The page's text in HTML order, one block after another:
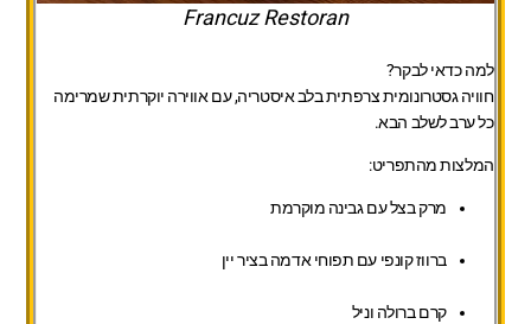
Francuz Restoran
למה כדאי לבקר?
חוויה גסטרונומית צרפתית בלב איסטריה, עם אווירה יוקרתית שמרימה
כל ערב לשלב הבא.
המלצות מהתפריט:
מרק בצל עם גבינה מוקרמת
ברווז קונפי עם תפוחי אדמה בציר יין
קרם ברולה וניל